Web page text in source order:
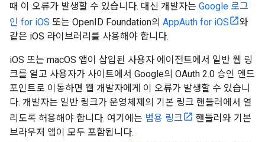
때 이 오류가 발생할 수 있습니다. 대신 개발자는 Google 로그
인 for iOS 또는 OpenID Foundation의 AppAuth for iOS
와
같은 iOS 라이브러리를 사용해야 합니다.
iOS 또는 macOS 앱이 삽입된 사용자 에이전트에서 일반 웹 링
크를 열고 사용자가 사이트에서 Google의 OAuth 2.0 승인 엔드
포인트로 이동하면 웹 개발자에게 이 오류가 발생할 수 있습니
다. 개발자는 일반 링크가 운영체제의 기본 링크 핸들러에서 열
리도록 허용해야 합니다. 여기에는 범용 링크
핸들러와 기본
브라우저 앱이 모두 포함됩니다.